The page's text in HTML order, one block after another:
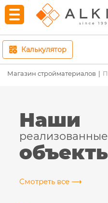
Калькулятор
Магазин стройматериалов
Наши
реализованные
Смотреть все ⟶